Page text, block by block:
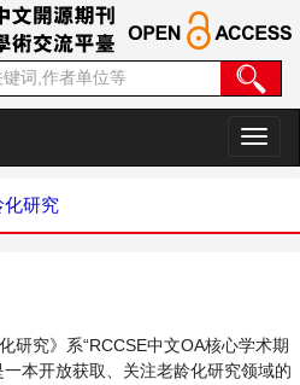
切
换
化研究
化研究》系“RCCSE中文OA核心学术期
一本开放获取、关注老龄化研究领域的